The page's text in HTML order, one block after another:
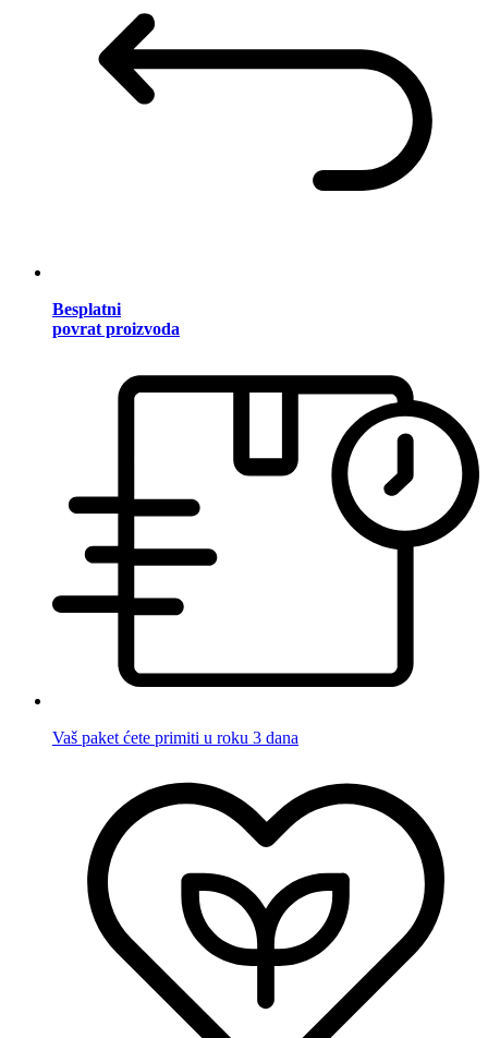
Besplatni
povrat proizvoda
Vaš paket ćete primiti u roku 3 dana